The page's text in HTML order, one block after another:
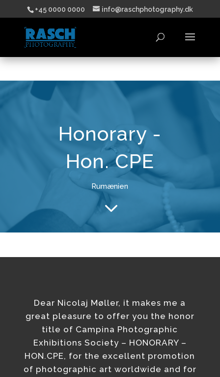
+45 0000 0000 info@raschphotography.dk
Honorary -
Hon. CPE
Rumænien
3
Dear Nicolaj Møller, it makes me a
great pleasure to offer you the honor
title of Campina Photographic
Exhibitions Society – HONORARY –
HON.CPE, for the excellent promotion
of photographic art worldwide and for